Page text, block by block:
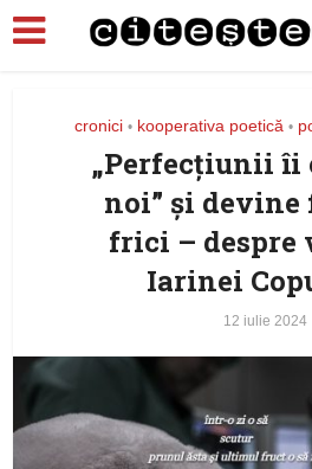
cronici • kooperativa poetică •
„Perfecțiunii îi
noi” și
frici – despre
Iarinei
12 iulie 2024